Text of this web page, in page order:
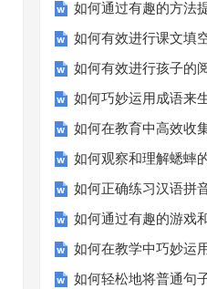
如何通过有趣的方法
如何有效进行课文填
如何有效进行孩子的
如何巧妙运用成语来
如何在教育中高效收
如何观察和理解蟋蟀
如何正确练习汉语拼
如何通过有趣的游戏
如何在教学中巧妙运
如何轻松地将普通句